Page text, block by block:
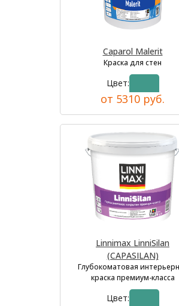
Caparol Malerit
Краска для стен
Цвет:
от 5310 руб.
Linnimax LinniSilan
(CAPASILAN)
Глубокоматовая
краска премиум-класса
Цвет: